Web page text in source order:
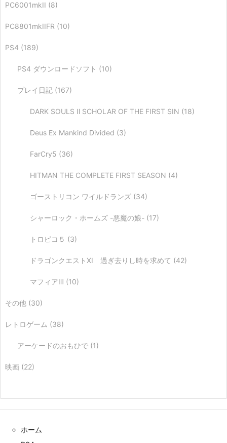
PC6001mkII (8)
PC8801mkIIFR (10)
PS4 (189)
PS4 ダウンロードソフト (10)
プレイ日記 (167)
DARK SOULS Ⅱ SCHOLAR OF THE FIRST SIN (18)
Deus Ex Mankind Divided (3)
FarCry5 (36)
HITMAN THE COMPLETE FIRST SEASON (4)
ゴーストリコン ワイルドランズ (34)
シャーロック・ホームズ -悪魔の娘- (17)
トロピコ５ (3)
ドラゴンクエストXI 過ぎ去りし時を求めて (42)
マフィアⅢ (10)
その他 (30)
レトロゲーム (38)
アーケードのおもひで (1)
映画 (22)
ホーム